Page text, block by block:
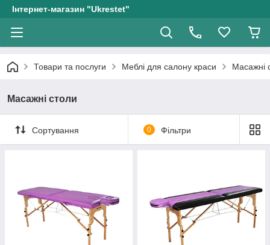
Інтернет-магазин "Ukrestet"
Товари та послуги Меблі для салону краси Масажні
Масажні столи
Сортування 0 Фільтри